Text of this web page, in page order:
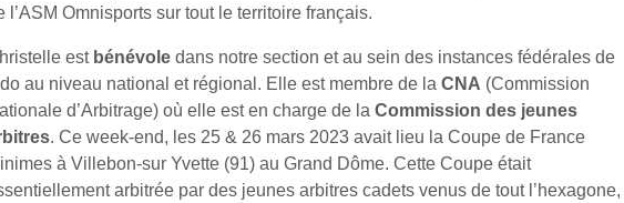
l’ASM Omnisports sur tout le territoire français.
est bénévole dans notre section et au sein des instances fédérales de
au niveau national et régional. Elle est membre de la CNA (Commission
d’Arbitrage) où elle est en charge de la Commission des jeunes
. Ce week-end, les 25 & 26 mars 2023 avait lieu la Coupe de France
à Villebon-sur Yvette (91) au Grand Dôme. Cette Coupe était
arbitrée par des jeunes arbitres cadets venus de tout l’hexagone,